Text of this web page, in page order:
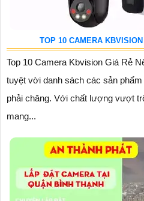
TOP 10 CAMERA
Top 10 Camera Kbvision Giá Rẻ
tuyệt vời danh sách các sản
phải chăng. Với chất lượng vượt
mang...